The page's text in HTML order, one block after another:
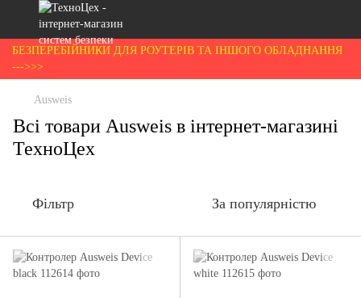
БЕЗПЕРЕБІЙНИКИ ДЛЯ РОУТЕРІВ ТА ІНШОГО ОБЛАДНАННЯ
--->>>
Ausweis
Всі товари Ausweis в інтернет-магазині
ТехноЦех
Фільтр За популярністю